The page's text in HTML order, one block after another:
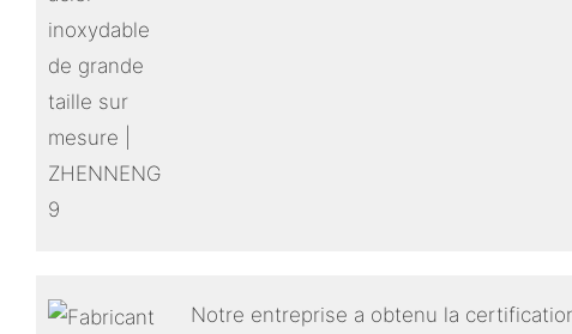
Notre entreprise a obtenu la